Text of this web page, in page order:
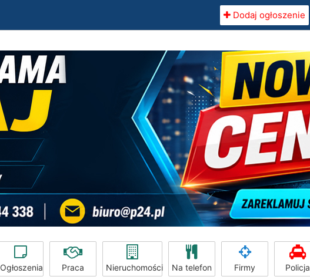
Dodaj ogłoszenie
Ogłoszenia Praca Nieruchomości Na telefon Firmy Policja